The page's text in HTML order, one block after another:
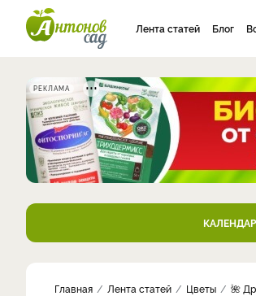
Лента статей Блог
РЕКЛАМА
Главная Лента статей Цветы 🌺